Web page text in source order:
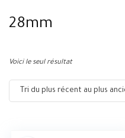
28mm
Voici le seul résultat
Tri du plus récent au plus